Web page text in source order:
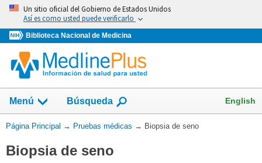
Omita
vaya
al
Contenido
Un sitio oficial del Gobierno de Estados Unidos
Así es como usted puede verificarlo
Biblioteca Nacional de Medicina
Menú
Mostrar
campo
de
Búsqueda English
Usted
aquí:
Página Principal → Pruebas médicas → Biopsia de seno
Biopsia de seno